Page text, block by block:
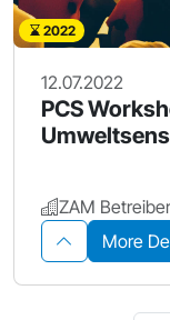
2022
12.07.2022
PCS
ZAM
More